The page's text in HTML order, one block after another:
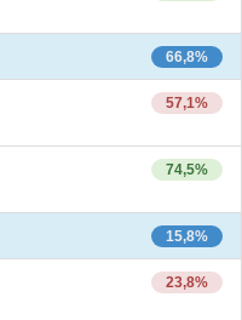
66,8%
57,1%
74,5%
15,8%
23,8%